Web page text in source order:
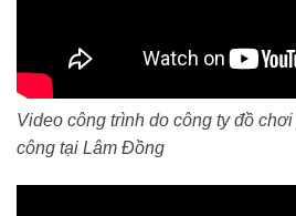
Video công trình do công ty đồ
công tại Lâm Đồng